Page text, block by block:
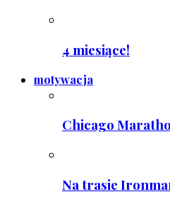
4 miesiące!
motywacja
Chicago
Na trasie